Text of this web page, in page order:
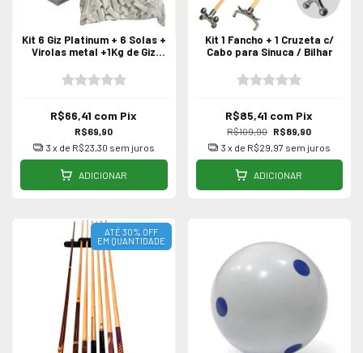
Kit 6 Giz Platinum + 6 Solas +
Virolas metal +1Kg de Giz
R$69,90
R$66,41 com Pix
3 x de R$23,30 sem juros
ADICIONAR
Kit 1 Fancho + 1 Cruzeta c/
Cabo para Sinuca / Bilhar
R$109,90 R$89,90
R$85,41 com Pix
3 x de R$29,97 sem juros
ADICIONAR
ATÉ 30% OFF
EM QUANTIDADE